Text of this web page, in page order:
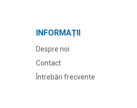
INFORMAȚII
Despre noi
Contact
Întrebări frecvente